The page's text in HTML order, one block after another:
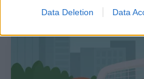
Data Deletion Data